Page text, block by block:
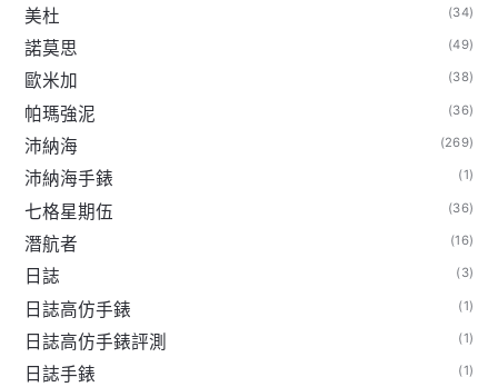
美杜 (34)
諾莫思 (49)
歐米加 (38)
帕瑪強泥 (36)
沛納海 (269)
沛納海手錶 (1)
七格星期伍 (36)
潛航者 (16)
日誌 (3)
日誌高仿手錶 (1)
日誌高仿手錶評測 (1)
日誌手錶 (1)